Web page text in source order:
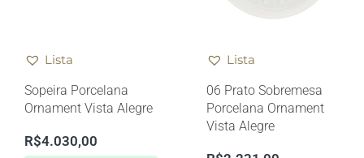
Lista
Sopeira Porcelana
Ornament Vista Alegre
R$4.030,00
Lista
06 Prato Sobremesa
Porcelana Ornament
Vista Alegre